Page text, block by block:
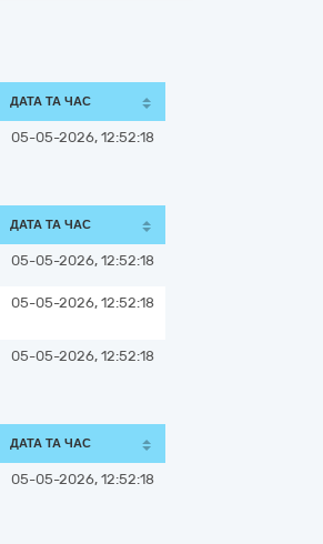
ДАТА ТА ЧАС
05-05-2026, 12:52:18
ДАТА ТА ЧАС
05-05-2026, 12:52:18
05-05-2026, 12:52:18
05-05-2026, 12:52:18
ДАТА ТА ЧАС
05-05-2026, 12:52:18